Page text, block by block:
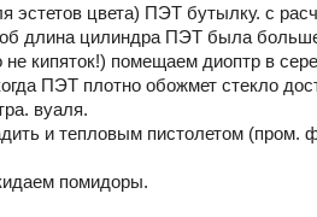
цвета) ПЭТ бутылку. с
длина цилиндра ПЭТ была
кипяток!) помещаем диоптр в
ПЭТ плотно обожмет стекло
вуаля.
и тепловым пистолетом (пром.
помидоры.